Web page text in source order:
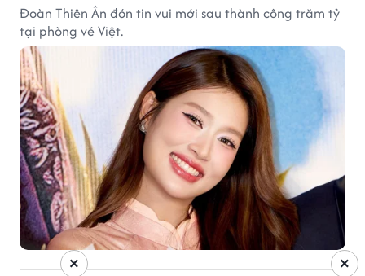
Đoàn Thiên Ân đón tin vui mới sau thành công trăm tỷ
tại phòng vé Việt.
×
×